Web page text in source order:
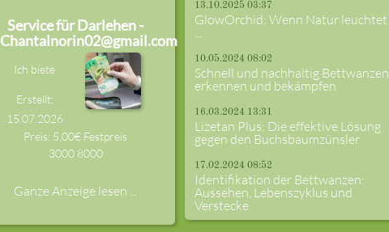
Service für Darlehen -
Chantalnorin02@gmail.com
Ich biete
Erstellt:
15.07.2026
Preis: 5,00€ Festpreis
3000 8000
Ganze Anzeige lesen ...
13.10.2025 03:37
GlowOrchid: Wenn Natur leuchtet
...
10.05.2024 08:02
Schnell und nachhaltig Bettwanzen
erkennen und bekämpfen
16.03.2024 13:31
Lizetan Plus: Die effektive Lösung
gegen den Buchsbaumzünsler
17.02.2024 08:52
Identifikation der Bettwanzen:
Aussehen, Lebenszyklus und
Verstecke